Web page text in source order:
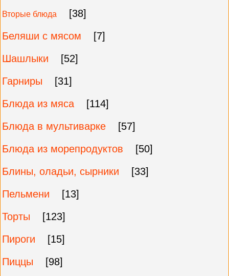
Вторые блюда
[38]
Беляши с мясом
[7]
Шашлыки
[52]
Гарниры
[31]
Блюда из мяса
[114]
Блюда в мультиварке
[57]
Блюда из морепродуктов
[50]
Блины, оладьи, сырники
[33]
Пельмени
[13]
Торты
[123]
Пироги
[15]
Пиццы
[98]